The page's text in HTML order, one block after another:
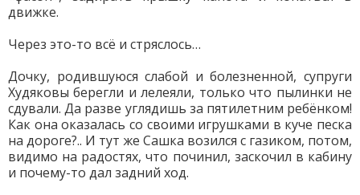
движке.
Через это-то всё и стряслось…
Дочку, родившуюся слабой и болезненной, супруги
Худяковы берегли и лелеяли, только что пылинки не
сдували. Да разве углядишь за пятилетним ребёнком!
Как она оказалась со своими игрушками в куче песка
на дороге?.. И тут же Сашка возился с газиком, потом,
видимо на радостях, что починил, заскочил в кабину
и почему-то дал задний ход.